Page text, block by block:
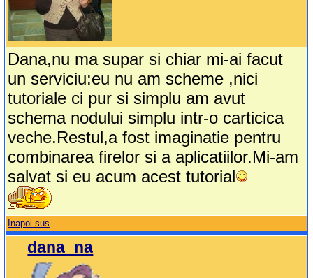
Dana,nu ma supar si chiar mi-ai facut
un serviciu:eu nu am scheme ,nici
tutoriale ci pur si simplu am avut
schema nodului simplu intr-o carticica
veche.Restul,a fost imaginatie pentru
combinarea firelor si a aplicatiilor.Mi-am
salvat si eu acum acest tutorial
Inapoi sus
dana_na